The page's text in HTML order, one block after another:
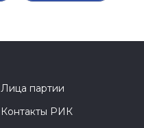
Лица партии
Контакты РИК